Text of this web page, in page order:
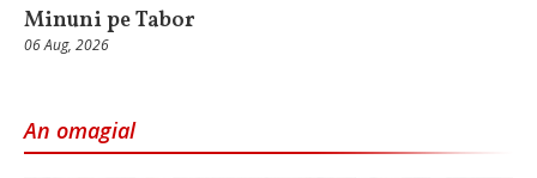
Minuni pe Tabor
06 Aug, 2026
An omagial